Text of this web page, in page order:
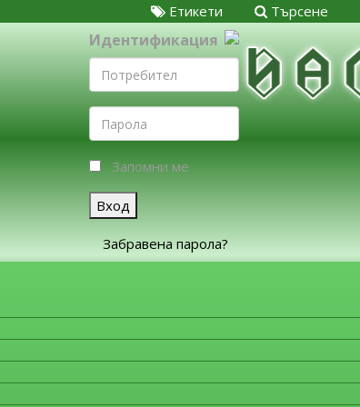
Търсене
Етикети
Идентификация
Запомни ме
Вход
Забравена парола?